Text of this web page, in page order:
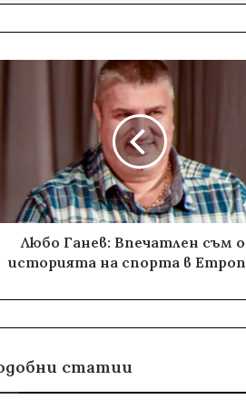
Любо Ганев: Впечатлен съм
историята на спорта в
статии